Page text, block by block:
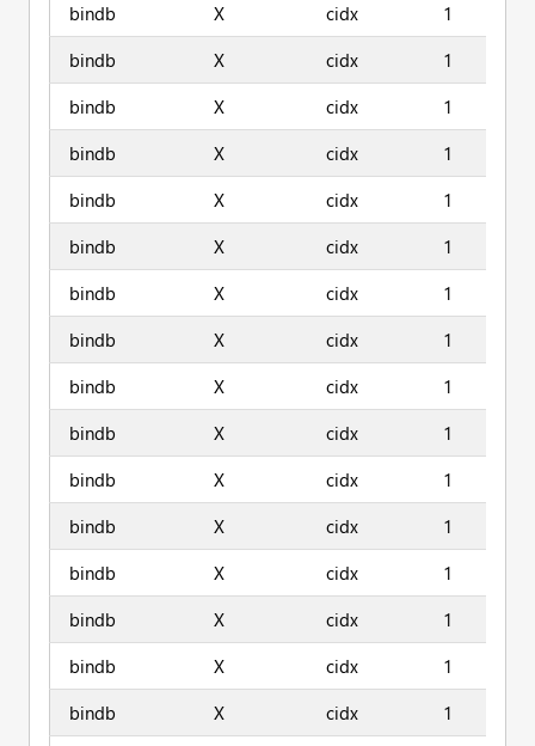
bindb
X cidx
1
bindb
X cidx
1
bindb
X cidx
1
bindb
X cidx
1
bindb
X cidx
1
bindb
X cidx
1
bindb
X cidx
1
bindb
X cidx
1
bindb
X cidx
1
bindb
X cidx
1
bindb
X cidx
1
bindb
X cidx
1
bindb
X cidx
1
bindb
X cidx
1
bindb
X cidx
1
bindb
X cidx
1